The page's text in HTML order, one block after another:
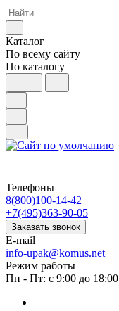
Каталог
По всему сайту
По каталогу
Телефоны
8(800)100-14-42
+7(495)363-90-05
Заказать звонок
E-mail
info-upak@komus.net
Режим работы
Пн - Пт: с 9:00 до 18:00